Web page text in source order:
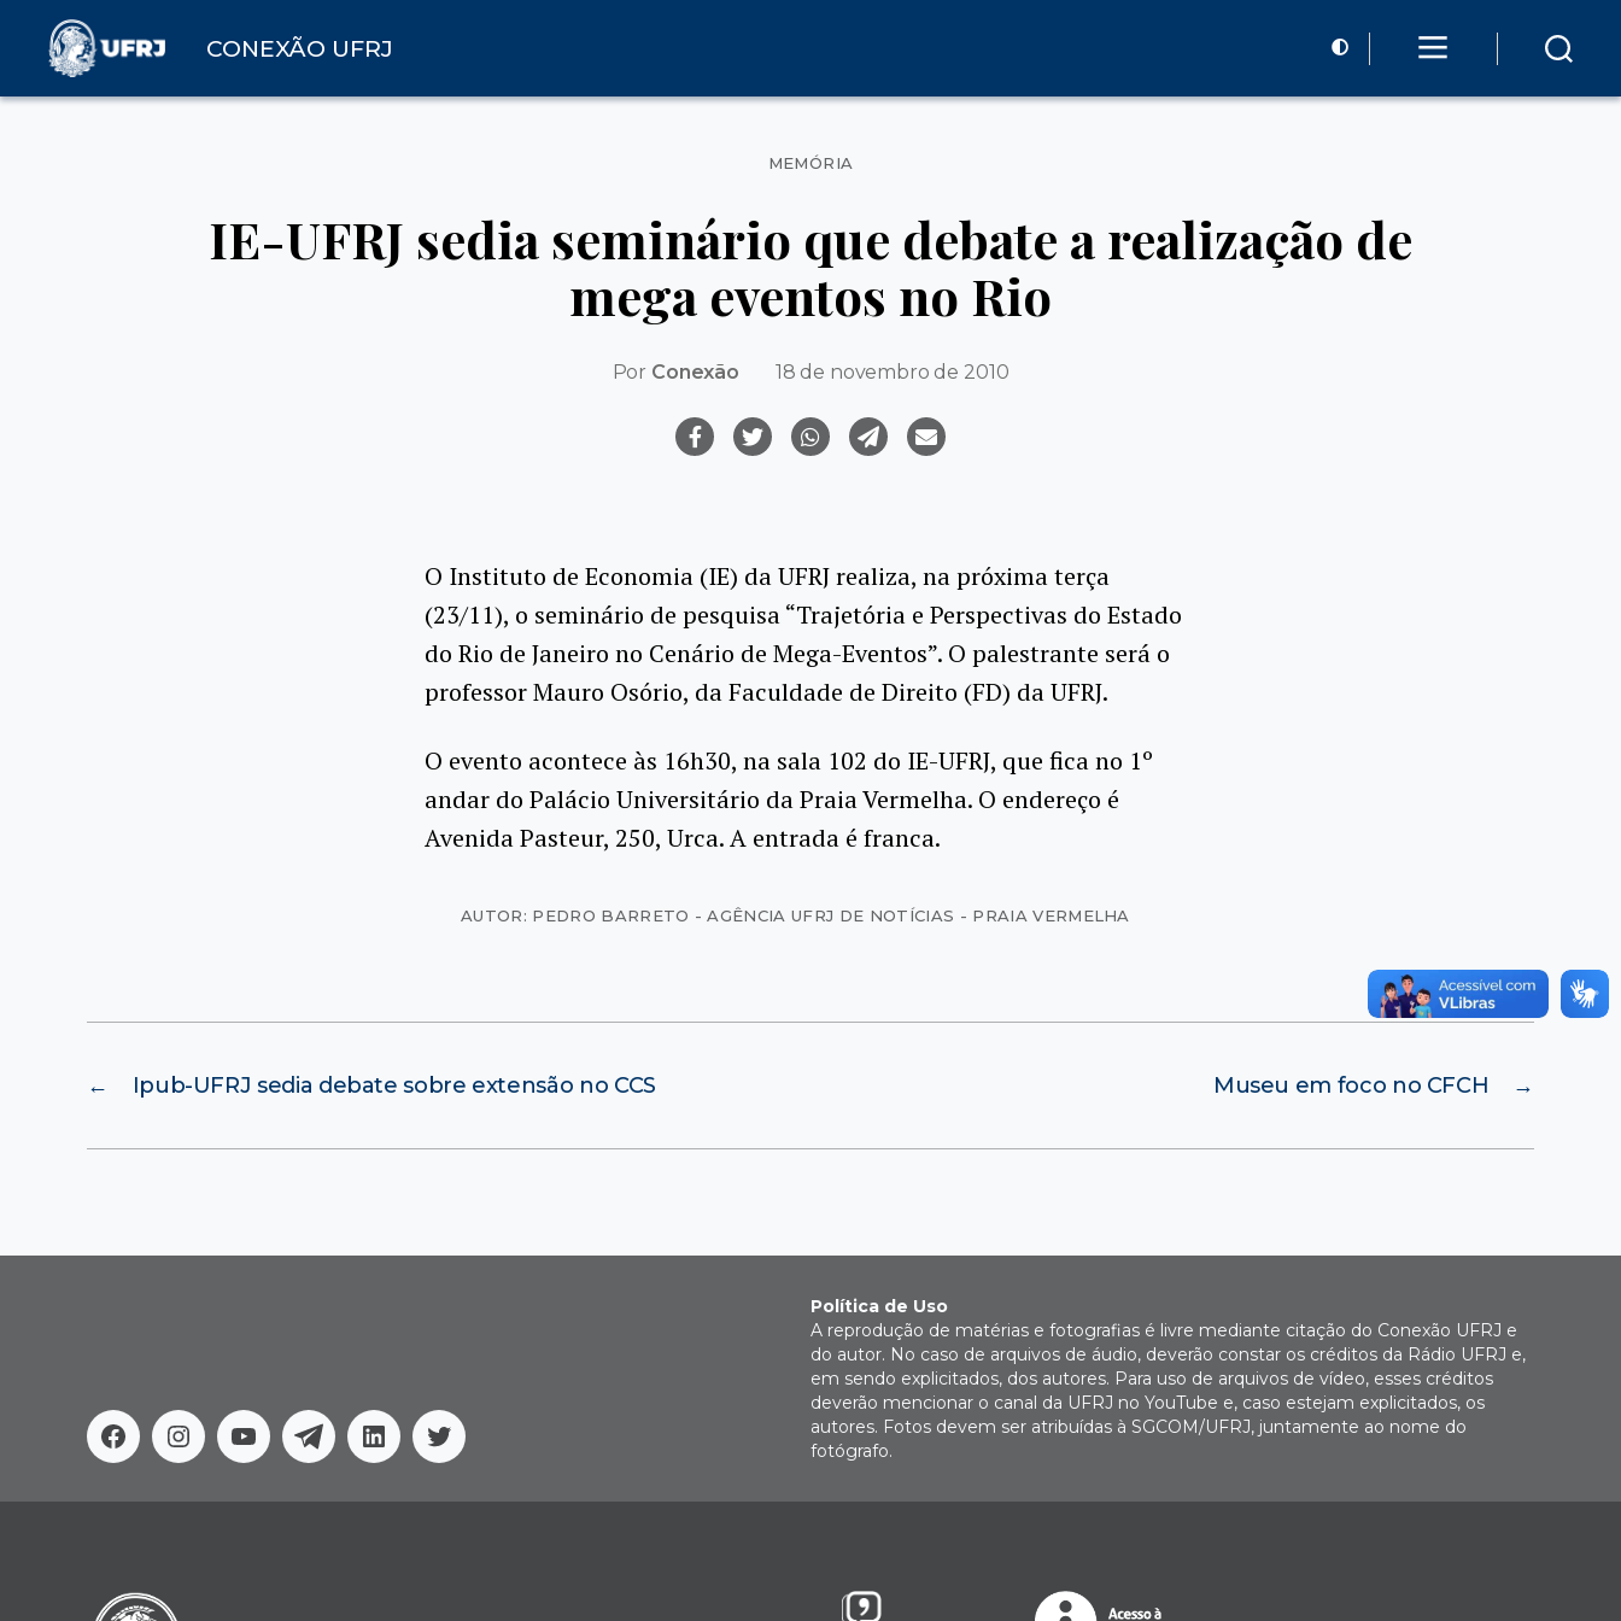
CONEXÃO UFRJ
Categorias
MEMÓRIA
IE-UFRJ sedia seminário que debate a realização de
mega eventos no Rio
Por Conexão 18 de novembro de 2010
O Instituto de Economia (IE) da UFRJ realiza, na próxima terça
(23/11), o seminário de pesquisa “Trajetória e Perspectivas do Estado
do Rio de Janeiro no Cenário de Mega-Eventos”. O palestrante será o
professor Mauro Osório, da Faculdade de Direito (FD) da UFRJ.
O evento acontece às 16h30, na sala 102 do IE-UFRJ, que fica no 1º
andar do Palácio Universitário da Praia Vermelha. O endereço é
Avenida Pasteur, 250, Urca. A entrada é franca.
AUTOR: PEDRO BARRETO - AGÊNCIA UFRJ DE NOTÍCIAS - PRAIA VERMELHA
← Ipub-UFRJ sedia debate sobre extensão no CCS →
Museu em foco no CFCH
FacebookInstagram
YoutubeTelegramLinkedinTwitter
Política de Uso
A reprodução de matérias e fotografias é livre mediante citação do Conexão UFRJ e
do autor. No caso de arquivos de áudio, deverão constar os créditos da Rádio UFRJ e,
em sendo explicitados, dos autores. Para uso de arquivos de vídeo, esses créditos
deverão mencionar o canal da UFRJ no YouTube e, caso estejam explicitados, os
autores. Fotos devem ser atribuídas à SGCOM/UFRJ, juntamente ao nome do
fotógrafo.